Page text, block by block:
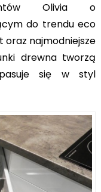
Olivia o
do trendu eco
oraz najmodniejsze
drewna tworzą
się w styl